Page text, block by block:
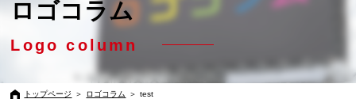
ロゴコラム
Logo column
トップページ ＞ ロゴコラム ＞ test